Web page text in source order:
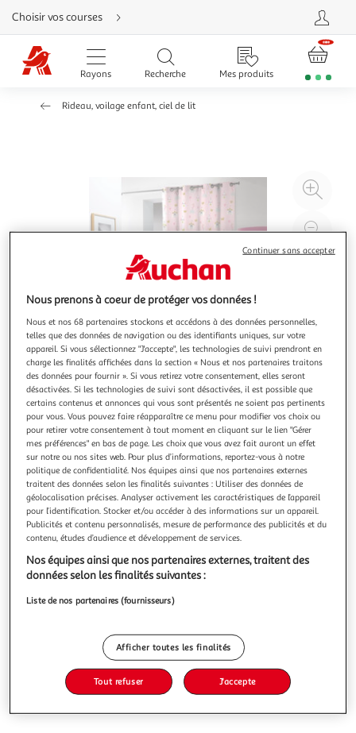
Aller
directement
au
contenu
Aller
directement
Aller
Choisir vos courses
Rayons Recherche Mes produits
Rideau, voilage enfant, ciel de lit
à
PARIS PRIX
Rideau à Œillets Enfant Hermine 140x240cm Rose
Informations Techniques : Dimensions : L. 140 x H. 240 cm
Produit Packagé : L. 27 x l. 2 x H. 41 cm Matière : 100%
Polyester Spécificités : Pratique & Utile Rideau à Oeillets
Pour Enfant Forme Rectangulaire A Motifs Poids : 0,416 kg
Couleur : Rose
En savoir +
Vous voulez connaître le prix de ce produit ?
Afficher le prix
Caractéristiques
Nous prenons à coeur de protéger vos données !
Nous et nos 68 partenaires stockons et accédons à des données personnelles,
telles que des données de navigation ou des identifiants uniques, sur votre
appareil. Si vous sélectionnez "J'accepte", les technologies de suivi prendront en
charge les finalités affichées dans la section « Nous et nos partenaires traitons
des données pour fournir ». Si vous retirez votre consentement, elles seront
désactivées. Si les technologies de suivi sont désactivées, il est possible que
certains contenus et annonces qui vous sont présentés ne soient pas pertinents
pour vous. Vous pouvez faire réapparaître ce menu pour modifier vos choix ou
pour retirer votre consentement à tout moment en cliquant sur le lien "Gérer
mes préférences" en bas de page. Les choix que vous avez fait auront un effet
sur notre ou nos sites web. Pour plus d’informations, reportez-vous à notre
politique de confidentialité. Nos équipes ainsi que nos partenaires externes
traitent des données selon les finalités suivantes : Utiliser des données de
géolocalisation précises. Analyser activement les caractéristiques de l’appareil
pour l’identification. Stocker et/ou accéder à des informations sur un appareil.
Publicités et contenu personnalisés, mesure de performance des publicités et du
contenu, études d’audience et développement de services.
Nos équipes ainsi que nos partenaires externes, traitent des
données selon les finalités suivantes :
Liste de nos partenaires (fournisseurs)
Afficher toutes les finalités
Tout refuser J'accepte
Continuer sans accepter